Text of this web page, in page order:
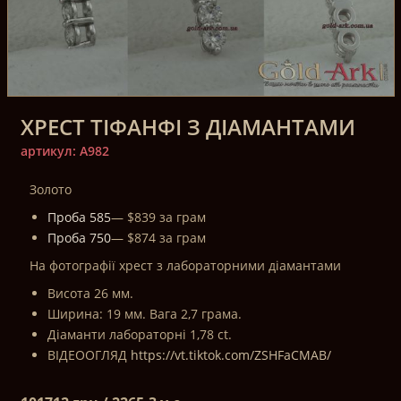
ХРЕСТ ТІФАНФІ З ДІАМАНТАМИ
артикул: A982
Золото
Проба 585— $839 за грам
Проба 750— $874 за грам
На фотографії хрест з лабораторними діамантами
Висота 26 мм.
Ширина: 19 мм. Вага 2,7 грама.
Діаманти лабораторні 1,78 ct.
ВІДЕООГЛЯД https://vt.tiktok.com/ZSHFaCMAB/